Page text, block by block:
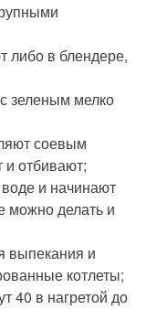
в блендере,
зеленым мелко
соевым
отбивают;
и начинают
можно делать и
выпекания и
котлеты;
40 в нагретой до